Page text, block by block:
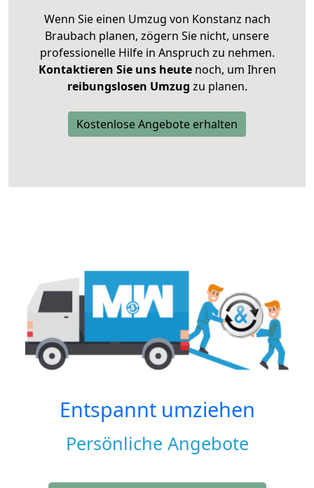
Wenn Sie einen Umzug von Konstanz nach
Braubach planen, zögern Sie nicht, unsere
professionelle Hilfe in Anspruch zu nehmen.
Kontaktieren Sie uns heutenoch, um Ihren
reibungslosen Umzug zu planen.
Kostenlose Angebote erhalten
Entspannt umziehen
Persönliche Angebote